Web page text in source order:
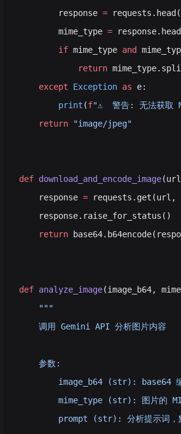
        response
=
        mime_type
=
        if
mime_type and
            return
    except
Exception as e:
        print
(f"⚠️  警告: 无法获取
    return
"image/jpeg"
def download_and_encode_image
    response
= requests.get(url,
    response.raise_for_status()
    return
def analyze_image(image_b64,
    """
    调用 Gemini API 分析图片内容
    参数:
image_b64 (str): base64
mime_type (str): 图片的
prompt (str): 分析提示词